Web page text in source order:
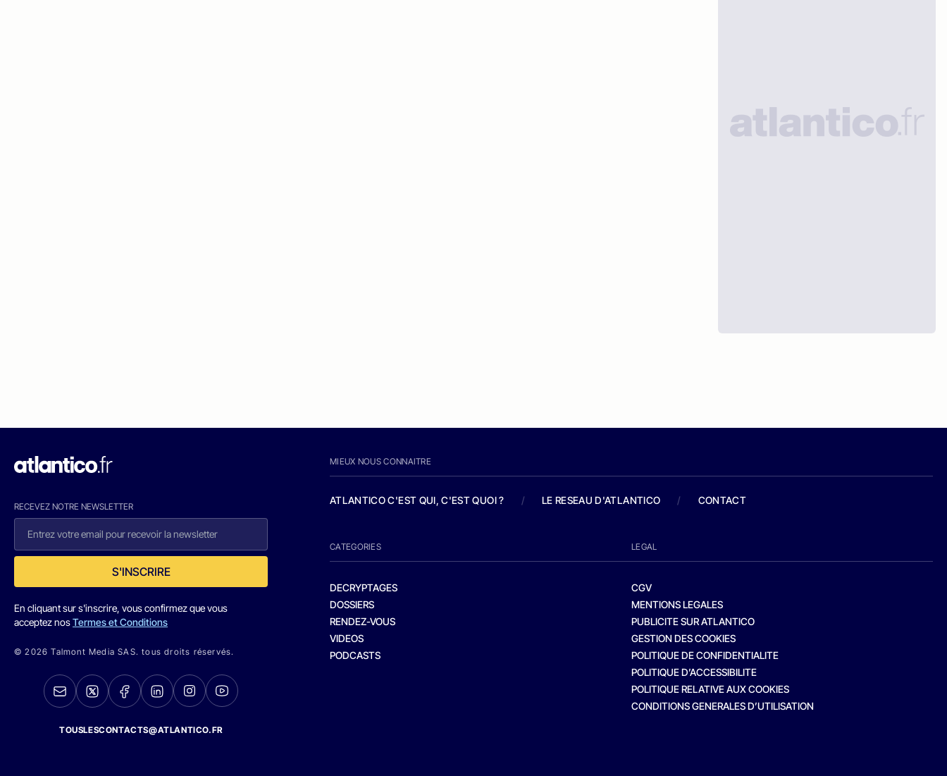
RECEVEZ NOTRE NEWSLETTER
S'INSCRIRE
En cliquant sur s'inscrire, vous confirmez que vous
acceptez nosTermes et Conditions
© 2026 Talmont Media SAS. tous droits réservés.
TOUSLESCONTACTS@ATLANTICO.FR
MIEUX NOUS CONNAITRE
ATLANTICO C'EST QUI, C'EST QUOI ? / LE RESEAU D'ATLANTICO / CONTACT
CATEGORIES
DECRYPTAGES
DOSSIERS
RENDEZ-VOUS
VIDEOS
PODCASTS
LEGAL
CGV
MENTIONS LEGALES
PUBLICITE SUR ATLANTICO
GESTION DES COOKIES
POLITIQUE DE CONFIDENTIALITE
POLITIQUE D’ACCESSIBILITE
POLITIQUE RELATIVE AUX COOKIES
CONDITIONS GENERALES D’UTILISATION